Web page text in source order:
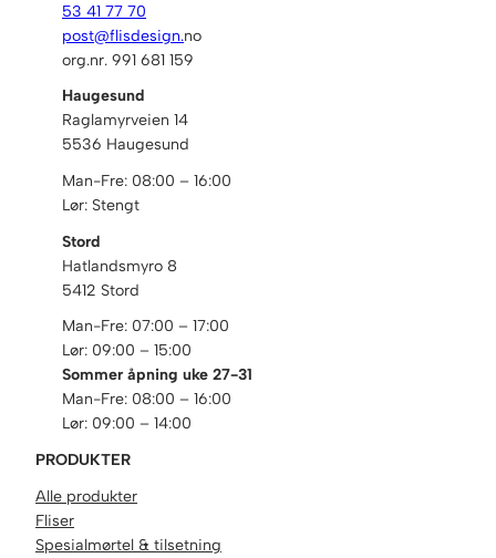
53 41 77 70
post@flisdesign.no
org.nr. 991 681 159
Haugesund
Raglamyrveien 14
5536 Haugesund
Man-Fre: 08:00 – 16:00
Lør: Stengt
Stord
Hatlandsmyro 8
5412 Stord
Man-Fre: 07:00 – 17:00
Lør: 09:00 – 15:00
Sommer åpning uke 27-31
Man-Fre: 08:00 – 16:00
Lør: 09:00 – 14:00
PRODUKTER
Alle produkter
Fliser
Spesialmørtel & tilsetning